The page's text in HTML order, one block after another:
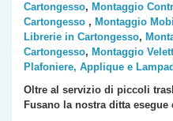
Cartongesso, Montaggio
Cartongesso , Montaggio
Librerie in Cartongesso,
Cartongesso, Montaggio
Plafoniere, Applique e
Oltre al servizio di piccoli
Fusano la nostra ditta